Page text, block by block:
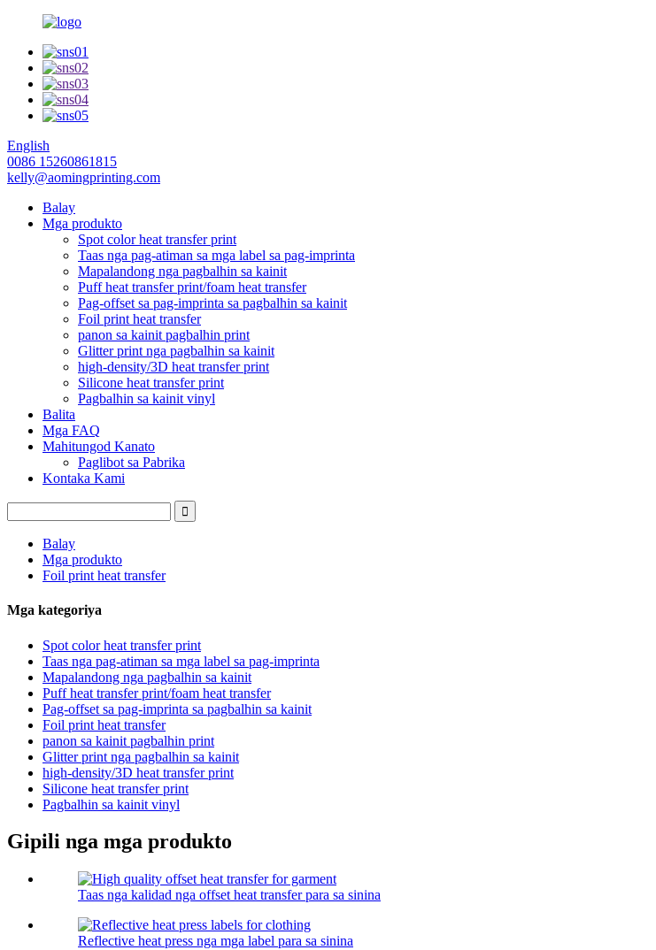
English
0086 15260861815
kelly@aomingprinting.com
Balay
Mga produkto
Spot color heat transfer print
Taas nga pag-atiman sa mga label sa pag-imprinta
Mapalandong nga pagbalhin sa kainit
Puff heat transfer print/foam heat transfer
Pag-offset sa pag-imprinta sa pagbalhin sa kainit
Foil print heat transfer
panon sa kainit pagbalhin print
Glitter print nga pagbalhin sa kainit
high-density/3D heat transfer print
Silicone heat transfer print
Pagbalhin sa kainit vinyl
Balita
Mga FAQ
Mahitungod Kanato
Paglibot sa Pabrika
Kontaka Kami
Balay
Mga produkto
Foil print heat transfer
Mga kategoriya
Spot color heat transfer print
Taas nga pag-atiman sa mga label sa pag-imprinta
Mapalandong nga pagbalhin sa kainit
Puff heat transfer print/foam heat transfer
Pag-offset sa pag-imprinta sa pagbalhin sa kainit
Foil print heat transfer
panon sa kainit pagbalhin print
Glitter print nga pagbalhin sa kainit
high-density/3D heat transfer print
Silicone heat transfer print
Pagbalhin sa kainit vinyl
Gipili nga mga produkto
Taas nga kalidad nga offset heat transfer para sa sinina
Reflective heat press nga mga label para sa sinina